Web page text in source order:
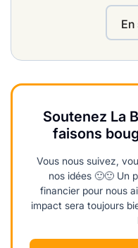
Soutenez La
faisons
Vous nous suivez,
nos idées 🙂🙂 Un
financier pour nous
impact sera toujours